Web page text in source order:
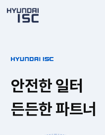
안전한 일터
든든한 파트너